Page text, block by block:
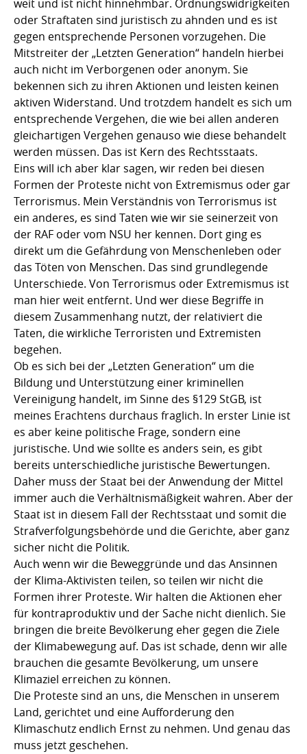
weit und ist nicht hinnehmbar. Ordnungswidrigkeiten
oder Straftaten sind juristisch zu ahnden und es ist
gegen entsprechende Personen vorzugehen. Die
Mitstreiter der „Letzten Generation“ handeln hierbei
auch nicht im Verborgenen oder anonym. Sie
bekennen sich zu ihren Aktionen und leisten keinen
aktiven Widerstand. Und trotzdem handelt es sich um
entsprechende Vergehen, die wie bei allen anderen
gleichartigen Vergehen genauso wie diese behandelt
werden müssen. Das ist Kern des Rechtsstaats.
Eins will ich aber klar sagen, wir reden bei diesen
Formen der Proteste nicht von Extremismus oder gar
Terrorismus. Mein Verständnis von Terrorismus ist
ein anderes, es sind Taten wie wir sie seinerzeit von
der RAF oder vom NSU her kennen. Dort ging es
direkt um die Gefährdung von Menschenleben oder
das Töten von Menschen. Das sind grundlegende
Unterschiede. Von Terrorismus oder Extremismus ist
man hier weit entfernt. Und wer diese Begriffe in
diesem Zusammenhang nutzt, der relativiert die
Taten, die wirkliche Terroristen und Extremisten
begehen.
Ob es sich bei der „Letzten Generation“ um die
Bildung und Unterstützung einer kriminellen
Vereinigung handelt, im Sinne des §129 StGB, ist
meines Erachtens durchaus fraglich. In erster Linie ist
es aber keine politische Frage, sondern eine
juristische. Und wie sollte es anders sein, es gibt
bereits unterschiedliche juristische Bewertungen.
Daher muss der Staat bei der Anwendung der Mittel
immer auch die Verhältnismäßigkeit wahren. Aber der
Staat ist in diesem Fall der Rechtsstaat und somit die
Strafverfolgungsbehörde und die Gerichte, aber ganz
sicher nicht die Politik.
Auch wenn wir die Beweggründe und das Ansinnen
der Klima-Aktivisten teilen, so teilen wir nicht die
Formen ihrer Proteste. Wir halten die Aktionen eher
für kontraproduktiv und der Sache nicht dienlich. Sie
bringen die breite Bevölkerung eher gegen die Ziele
der Klimabewegung auf. Das ist schade, denn wir alle
brauchen die gesamte Bevölkerung, um unsere
Klimaziel erreichen zu können.
Die Proteste sind an uns, die Menschen in unserem
Land, gerichtet und eine Aufforderung den
Klimaschutz endlich Ernst zu nehmen. Und genau das
muss jetzt geschehen.